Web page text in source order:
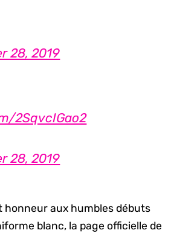
28, 2019
2SqvcIGao2
28, 2019
honneur aux humbles débuts
blanc, la page officielle de